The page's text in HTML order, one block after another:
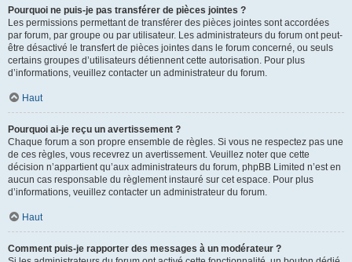
Pourquoi ne puis-je pas transférer de pièces jointes ?
Les permissions permettant de transférer des pièces jointes sont accordées
par forum, par groupe ou par utilisateur. Les administrateurs du forum ont peut-
être désactivé le transfert de pièces jointes dans le forum concerné, ou seuls
certains groupes d’utilisateurs détiennent cette autorisation. Pour plus
d’informations, veuillez contacter un administrateur du forum.
Haut
Pourquoi ai-je reçu un avertissement ?
Chaque forum a son propre ensemble de règles. Si vous ne respectez pas une
de ces règles, vous recevrez un avertissement. Veuillez noter que cette
décision n’appartient qu’aux administrateurs du forum, phpBB Limited n’est en
aucun cas responsable du règlement instauré sur cet espace. Pour plus
d’informations, veuillez contacter un administrateur du forum.
Haut
Comment puis-je rapporter des messages à un modérateur ?